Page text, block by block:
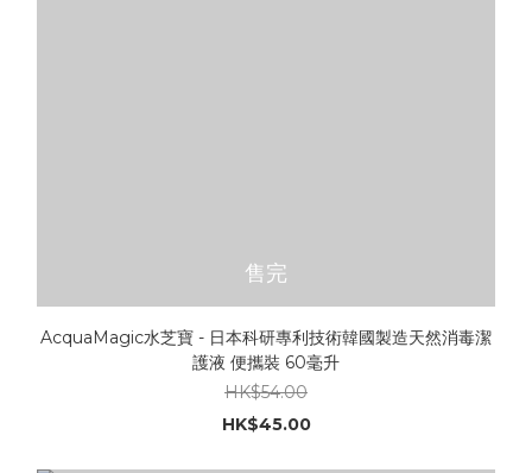
售完
AcquaMagic水芝寶 - 日本科研專利技術韓國製造天然消毒潔
護液 便攜裝 60毫升
HK$54.00
HK$45.00